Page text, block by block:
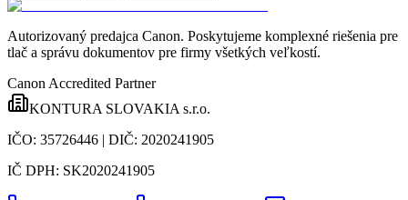
Autorizovaný predajca Canon. Poskytujeme komplexné riešenia pre
tlač a správu dokumentov pre firmy všetkých veľkostí.
Canon Accredited Partner
KONTURA SLOVAKIA s.r.o.
IČO: 35726446 | DIČ: 2020241905
IČ DPH: SK2020241905